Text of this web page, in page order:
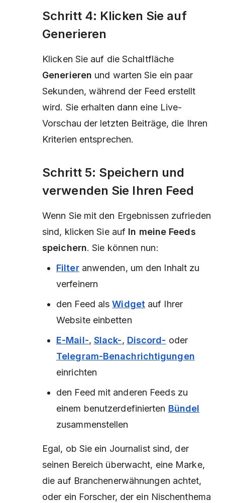
Schritt 4: Klicken Sie auf
Generieren
Klicken Sie auf die Schaltfläche
Generieren und warten Sie ein paar
Sekunden, während der Feed erstellt
wird. Sie erhalten dann eine Live-
Vorschau der letzten Beiträge, die Ihren
Kriterien entsprechen.
Schritt 5: Speichern und
verwenden Sie Ihren Feed
Wenn Sie mit den Ergebnissen zufrieden
sind, klicken Sie auf In meine Feeds
speichern. Sie können nun:
Filteranwenden, um den Inhalt zu
verfeinern
den Feed alsWidgetauf Ihrer
Website einbetten
E-Mail-, Slack-, Discord- oder
Telegram-Benachrichtigungen
einrichten
den Feed mit anderen Feeds zu
einem benutzerdefinierten Bündel
zusammenstellen
Egal, ob Sie ein Journalist sind, der
seinen Bereich überwacht, eine Marke,
die auf Branchenerwähnungen achtet,
oder ein Forscher, der ein Nischenthema